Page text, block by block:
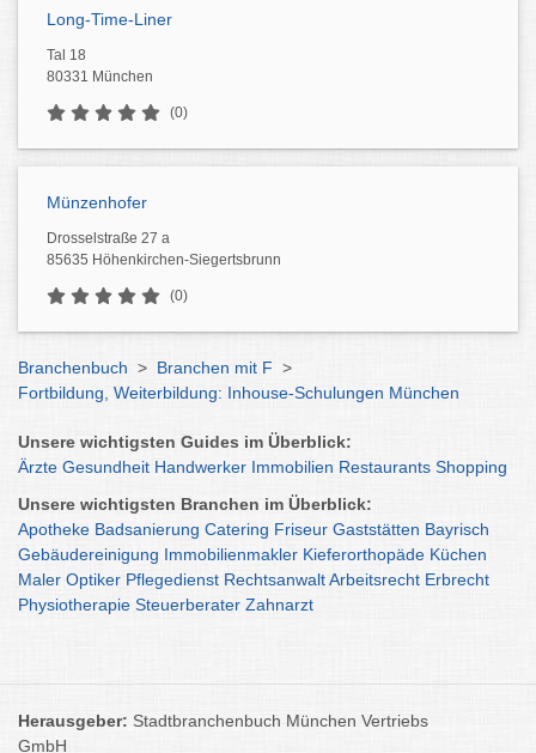
Long-Time-Liner
Tal 18
80331 München
(0)
Münzenhofer
Drosselstraße 27 a
85635 Höhenkirchen-Siegertsbrunn
(0)
Branchenbuch > Branchen mit F >
Fortbildung, Weiterbildung: Inhouse-Schulungen München
Unsere wichtigsten Guides im Überblick:
Ärzte Gesundheit Handwerker Immobilien Restaurants Shopping
Unsere wichtigsten Branchen im Überblick:
Apotheke Badsanierung Catering Friseur Gaststätten Bayrisch
Gebäudereinigung Immobilienmakler Kieferorthopäde Küchen
Maler Optiker Pflegedienst RechtsanwaltArbeitsrecht Erbrecht
Physiotherapie Steuerberater Zahnarzt
Herausgeber: Stadtbranchenbuch München Vertriebs
GmbH